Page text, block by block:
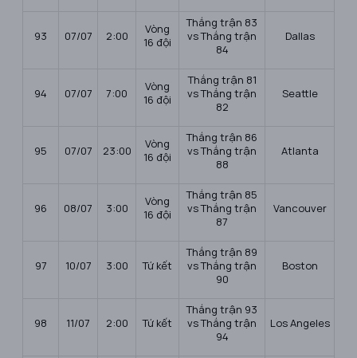
93 07/07 2:00
Vòng
16 đội
Thắng trận 83
vs Thắng trận
84
Dallas
94 07/07 7:00
Vòng
16 đội
Thắng trận 81
vs Thắng trận
82
Seattle
95 07/07 23:00
Vòng
16 đội
Thắng trận 86
vs Thắng trận
88
Atlanta
96 08/07 3:00
Vòng
16 đội
Thắng trận 85
vs Thắng trận
87
Vancouver
97 10/07 3:00 Tứ kết
Thắng trận 89
vs Thắng trận
90
Boston
98 11/07 2:00 Tứ kết
Thắng trận 93
vs Thắng trận
94
Los Angeles